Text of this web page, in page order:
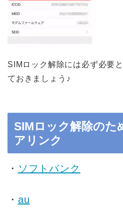
SIMロック解除には必ず必要
ておきましょう♪
SIMロック解除のた
アリンク
・ ソフトバンク
・ au